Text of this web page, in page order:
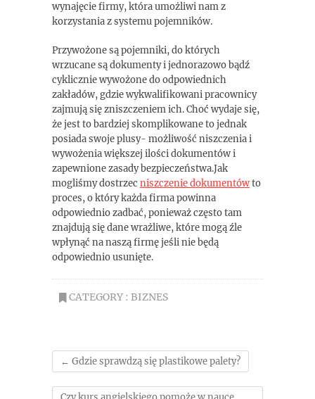
wynajęcie firmy, która umożliwi nam z
korzystania z systemu pojemników.
Przywożone są pojemniki, do których
wrzucane są dokumenty i jednorazowo bądź
cyklicznie wywożone do odpowiednich
zakładów, gdzie wykwalifikowani pracownicy
zajmują się zniszczeniem ich. Choć wydaje się,
że jest to bardziej skomplikowane to jednak
posiada swoje plusy- możliwość niszczenia i
wywożenia większej ilości dokumentów i
zapewnione zasady bezpieczeństwa.Jak
mogliśmy dostrzec niszczenie dokumentówto
proces, o który każda firma powinna
odpowiednio zadbać, ponieważ często tam
znajdują się dane wrażliwe, które mogą źle
wpłynąć na naszą firmę jeśli nie będą
odpowiednio usunięte.
CATEGORY : BIZNES
← Gdzie sprawdzą się plastikowe palety?